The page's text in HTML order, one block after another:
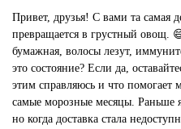
Привет, друзья! С вами та самая
превращается в грустный овощ.
бумажная, волосы лезут,
это состояние? Если да,
этим справляюсь и что помогает
самые морозные месяцы. Раньше
но когда доставка стала